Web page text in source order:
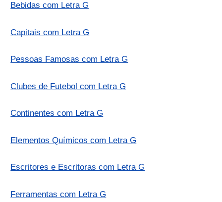
Bebidas com Letra G
Capitais com Letra G
Pessoas Famosas com Letra G
Clubes de Futebol com Letra G
Continentes com Letra G
Elementos Químicos com Letra G
Escritores e Escritoras com Letra G
Ferramentas com Letra G